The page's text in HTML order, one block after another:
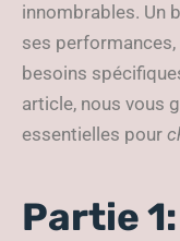
innombrables. Un
ses
besoins
article, nous vous
essentielles pour
Partie